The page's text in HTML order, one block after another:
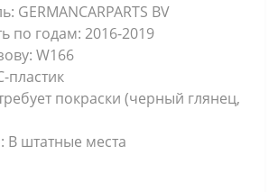
GERMANCARPARTS BV
по годам: 2016-2019
W166
пластик
покраски (черный глянец,
В штатные места